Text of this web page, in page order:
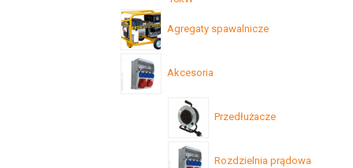
Agregaty spawalnicze
Akcesoria
Przedłużacze
Rozdzielnia prądowa